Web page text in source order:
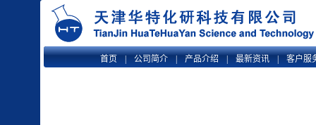
首页 公司简介 产品介绍 最新资讯 客户服